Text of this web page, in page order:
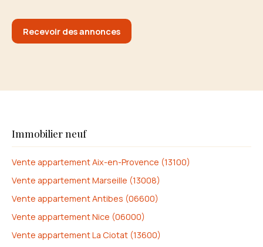
Recevoir des annonces
Immobilier neuf
Vente appartement Aix-en-Provence (13100)
Vente appartement Marseille (13008)
Vente appartement Antibes (06600)
Vente appartement Nice (06000)
Vente appartement La Ciotat (13600)